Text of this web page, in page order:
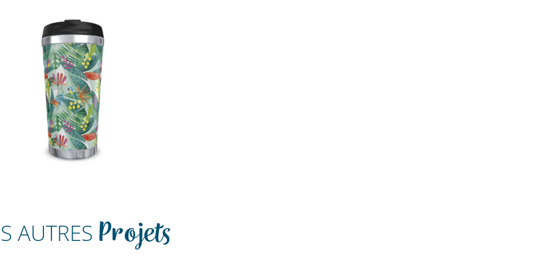
AUTRES Projets